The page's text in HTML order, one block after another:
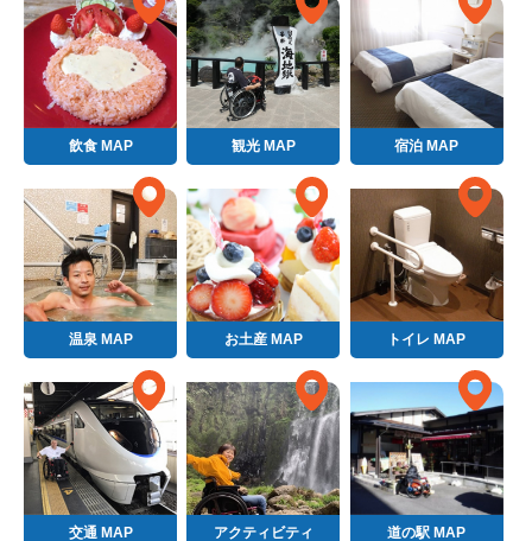
飲食 MAP 観光 MAP 宿泊 MAP
温泉 MAP お土産 MAP トイレ MAP
交通 MAP アクティビティ 道の駅 MAP